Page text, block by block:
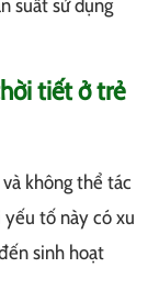
suất sử dụng
tiết ở trẻ
không thể tác
yếu tố này có xu
sinh hoạt